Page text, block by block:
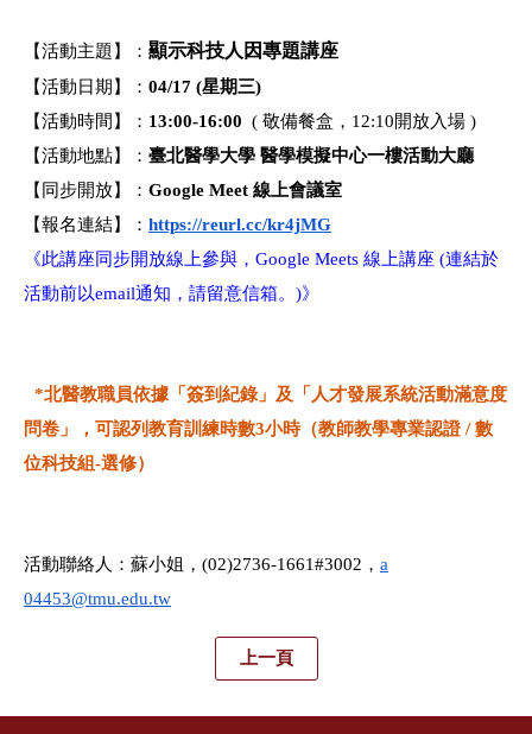
【活動主題】： 顯示科技人因專題講座
【活動日期】： 04/17 (星期三)
【活動時間】： 13:00-16:00 ( 敬備餐盒，12:10開放入場 )
【活動地點】： 臺北醫學大學 醫學模擬中心一樓活動大廳
【同步開放】： Google Meet 線上會議室
【報名連結】： https://reurl.cc/kr4jMG
《此講座同步開放線上參與，Google Meets 線上講座 (連結於
活動前以email通知，請留意信箱。)》
*北醫教職員依據「簽到紀錄」及「 人才發展系統活動滿意度
問卷」
，可認列教育訓練時數3小時（教師教學專業認證 / 數
位科技組-選修）
活動聯絡人：蘇小姐，(02)2736-1661#3002， a
04453@tmu.edu.tw
上一頁